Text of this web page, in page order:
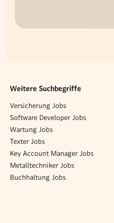
Weitere Suchbegriffe
Versicherung Jobs
Software Developer Jobs
Wartung Jobs
Texter Jobs
Key Account Manager Jobs
Metalltechniker Jobs
Buchhaltung Jobs